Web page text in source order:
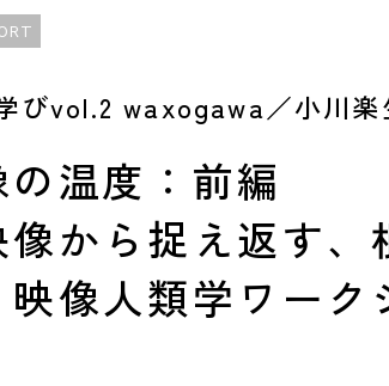
びvol.2 waxogawa／小川楽
温度：前編
から捉え返す、
像人類学ワーク